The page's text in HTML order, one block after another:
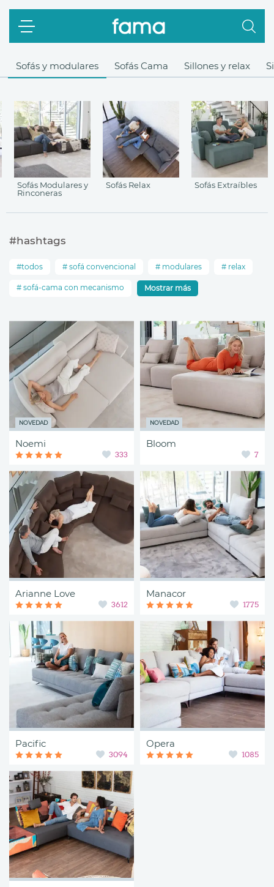
Sofás y modulares
Sofás Modulares y
Rinconeras
Sofás Relax Sofás Extraíbles
Sofás Cama Sillones y relax
#hashtags
todos sofá convencional modulares relax
sofá-cama con mecanismo Mostrar más
NOVEDAD
Noemi
333
NOVEDAD
Bloom
7
Arianne Love
3612
Manacor
1775
Pacific
3094
Opera
1085